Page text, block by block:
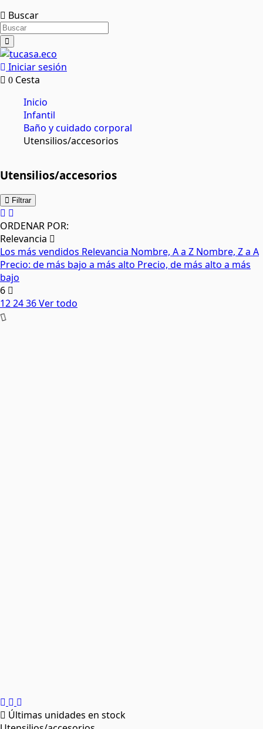
Buscar
Iniciar sesión
0 Cesta
Inicio
Infantil
Baño y cuidado corporal
Utensilios/accesorios
Utensilios/accesorios
Filtrar
ORDENAR POR:
Relevancia
Los más vendidos Relevancia Nombre, A a Z Nombre, Z a A
Precio: de más bajo a más alto Precio, de más alto a más
bajo
6
122436Ver todo
Últimas unidades en stock